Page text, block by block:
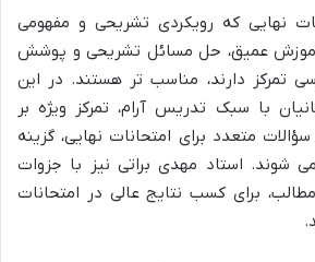
نهایی که رویکردی تشریحی و مفهومی
آموزش عمیق، حل مسائل تشریحی و پوشش
تمرکز دارند، مناسب تر هستند. در این
با سبک تدریس آرام، تمرکز ویژه بر
متعدد برای امتحانات نهایی، گزینه
شوند. استاد مهدی براتی نیز با جزوات
برای کسب نتایج عالی در امتحانات